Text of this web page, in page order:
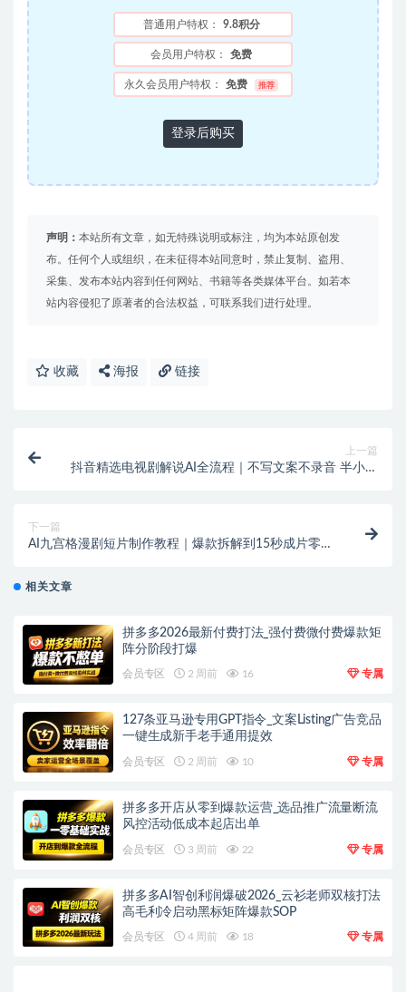
普通用户特权： 9.8积分
会员用户特权： 免费
永久会员用户特权： 免费 推荐
登录后购买
声明： 本站所有文章，如无特殊说明或标注，均为本站原创发
布。任何个人或组织，在未征得本站同意时，禁止复制、盗用、
采集、发布本站内容到任何网站、书籍等各类媒体平台。如若本
站内容侵犯了原著者的合法权益，可联系我们进行处理。
收藏 海报 链接
上一篇
抖音精选电视剧解说AI全流程｜不写文案不录音 半小时
下一篇
AI九宫格漫剧短片制作教程｜爆款拆解到15秒成片零基
相关文章
拼多多2026最新付费打法_强付费微付费爆款矩
阵分阶段打爆
会员专区 2 周前 16 专属
127条亚马逊专用GPT指令_文案Listing广告竞品
一键生成新手老手通用提效
会员专区 2 周前 10 专属
拼多多开店从零到爆款运营_选品推广流量断流
风控活动低成本起店出单
会员专区 3 周前 22 专属
拼多多AI智创利润爆破2026_云衫老师双核打法
高毛利冷启动黑标矩阵爆款SOP
会员专区 4 周前 18 专属